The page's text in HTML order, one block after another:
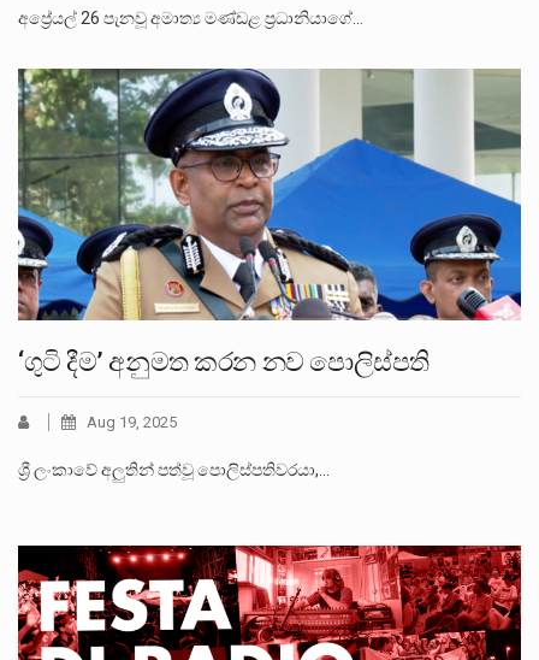
අප්‍රේයල් 26 පැනවූ අමාත්‍ය මණ්ඩළ ප‍්‍රධානියාගේ…
‘ගුටි දීම’ අනුමත කරන නව පොලිස්පති
Aug 19, 2025
ශ්‍රී ලංකාවේ අලුතින් පත්වූ පොලිස්පතිවරයා,…